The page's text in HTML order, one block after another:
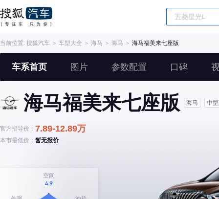
当前位置: 搜狐汽车 ＞ 车型大全 ＞ 海马 ＞ 海马 ＞ 海马福美来七座版
车系首页 图片 参数配置 口碑
海马福美来七座版 海马 中
官方指导价： 7.89-12.89万
本市最低价： 暂无报价